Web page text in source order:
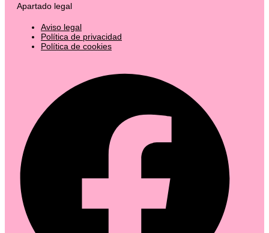
Apartado legal
Aviso legal
Política de privacidad
Política de cookies